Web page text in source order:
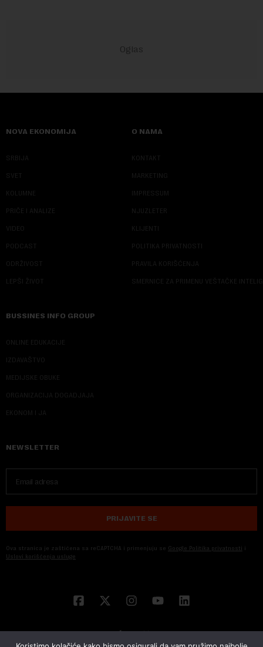
NOVA EKONOMIJA
SRBIJA
SVET
KOLUMNE
PRIČE I ANALIZE
VIDEO
PODCAST
ODRŽIVOST
LEPŠI ŽIVOT
O NAMA
KONTAKT
MARKETING
IMPRESSUM
NJUZLETER
KLIJENTI
POLITIKA PRIVATNOSTI
PRAVILA KORIŠĆENJA
SMERNICE ZA PRIMENU VEŠTAČKE
BUSSINES INFO GROUP
ONLINE EDUKACIJE
IZDAVAŠTVO
MEDIJSKE OBUKE
ORGANIZACIJA DOGADJAJA
EKONOM I JA
NEWSLETTER
PRIJAVITE SE
Ova stranica je zaštićena sa reCAPTCHA i primenjuju se Google Politika privatnosti i
Uslovi korišćenja usluge